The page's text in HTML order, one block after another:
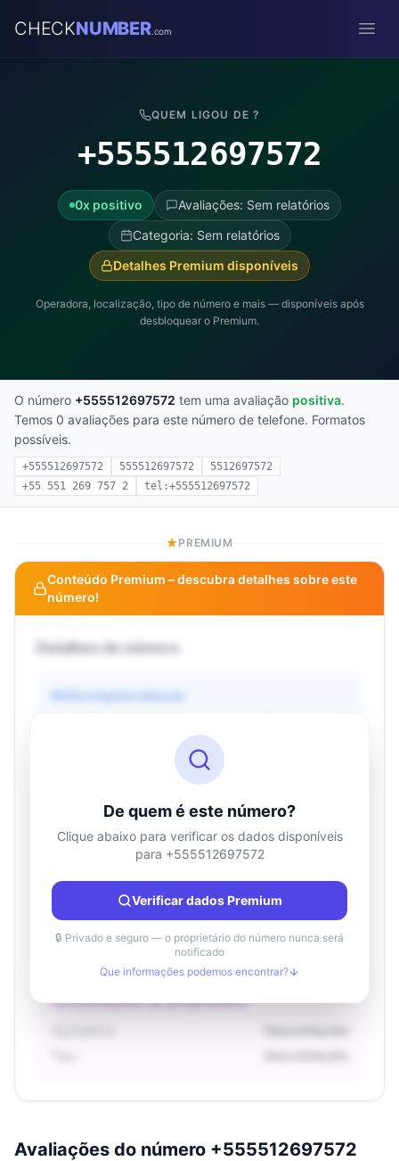
CHECKNUMBER.com
QUEM LIGOU DE ?
+555512697572
0x positivo
Avaliações: Sem relatórios
Categoria: Sem relatórios
Detalhes Premium disponíveis
Operadora, localização, tipo de número e mais — disponíveis após
desbloquear o Premium.
O número +555512697572 tem uma avaliação positiva.
Temos 0 avaliações para este número de telefone. Formatos
possíveis.
+555512697572 555512697572
5512697572
+55 551 269 757 2
tel:+555512697572
PREMIUM
Conteúdo Premium – descubra detalhes sobre este
número!
Detalhes do número
Informações básicas
Informações de localização
País
Desconhecido
Cidade
Desconhecido
Região
Desconhecido
Informações do proprietário
De quem é este número?
Clique abaixo para verificar os dados disponíveis
para +555512697572
Verificar dados Premium
🔒 Privado e seguro — o proprietário do número nunca será
notificado
Que informações podemos encontrar?
Avaliações do número +555512697572